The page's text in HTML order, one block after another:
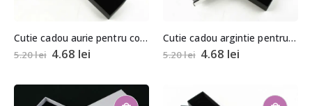
Cutie cadou aurie pentru colier/bratara
5.20lei 4.68 lei
Cutie cadou argintie pentru colier/bratara
5.20lei 4.68 lei